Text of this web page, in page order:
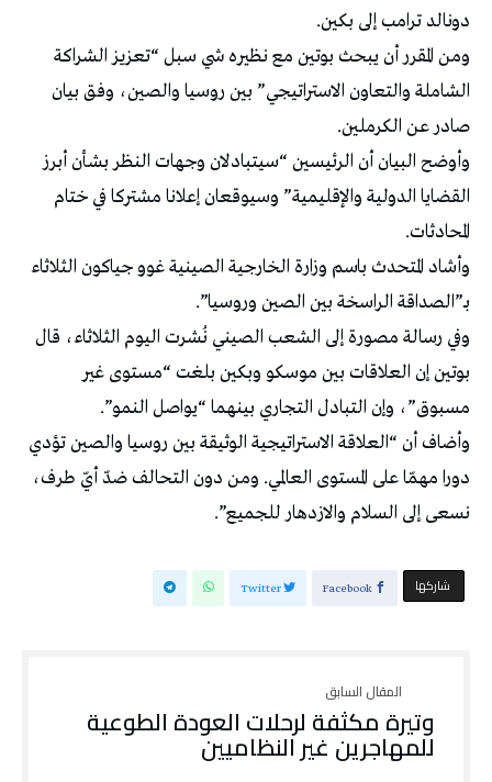
دونالد ترامب إلى بكين.
ومن المقرر أن يبحث بوتين مع نظيره شي سبل “تعزيز الشراكة
الشاملة والتعاون الاستراتيجي” بين روسيا والصين، وفق بيان
صادر عن الكرملين.
وأوضح البيان أن الرئيسين “سيتبادلان وجهات النظر بشأن أبرز
القضايا الدولية والإقليمية” وسيوقعان إعلانا مشتركا في ختام
المحادثات.
وأشاد المتحدث باسم وزارة الخارجية الصينية غوو جياكون الثلاثاء
بـ”الصداقة الراسخة بين الصين وروسيا”.
وفي رسالة مصورة إلى الشعب الصيني نُشرت اليوم الثلاثاء، قال
بوتين إن العلاقات بين موسكو وبكين بلغت “مستوى غير
مسبوق”، وإن التبادل التجاري بينهما “يواصل النمو”.
وأضاف أن “العلاقة الاستراتيجية الوثيقة بين روسيا والصين تؤدي
دورا مهمّا على المستوى العالمي. ومن دون التحالف ضدّ أيّ طرف،
نسعى إلى السلام والازدهار للجميع”.
‫‫ شاركها‬ Facebook
Twitter
وتيرة مكثفة لرحلات العودة الطوعية
للمهاجرين غير النظاميين